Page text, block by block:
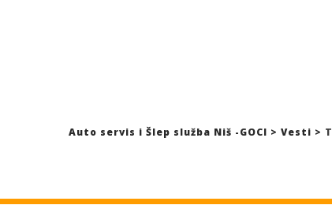
Auto servis i Šlep služba Niš -GOCI > Vesti >